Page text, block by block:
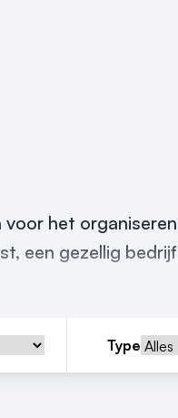
het
een gezellig
Type